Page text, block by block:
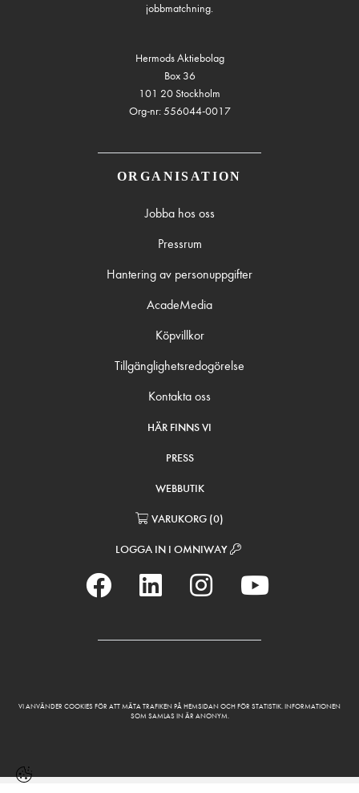
jobbmatchning.
Hermods Aktiebolag
Box 36
101 20 Stockholm
Org-nr: 556044-0017
ORGANISATION
Jobba hos oss
Pressrum
Hantering av personuppgifter
AcadeMedia
Köpvillkor
Tillgänglighetsredogörelse
Kontakta oss
HÄR FINNS VI
PRESS
WEBBUTIK
VARUKORG (0)
LOGGA IN I OMNIWAY
VI ANVÄNDER COOKIES FÖR ATT MÄTA TRAFIKEN PÅ HEMSIDAN OCH FÖR STATISTIK. INFORMATIONEN
SOM SAMLAS IN ÄR ANONYM.